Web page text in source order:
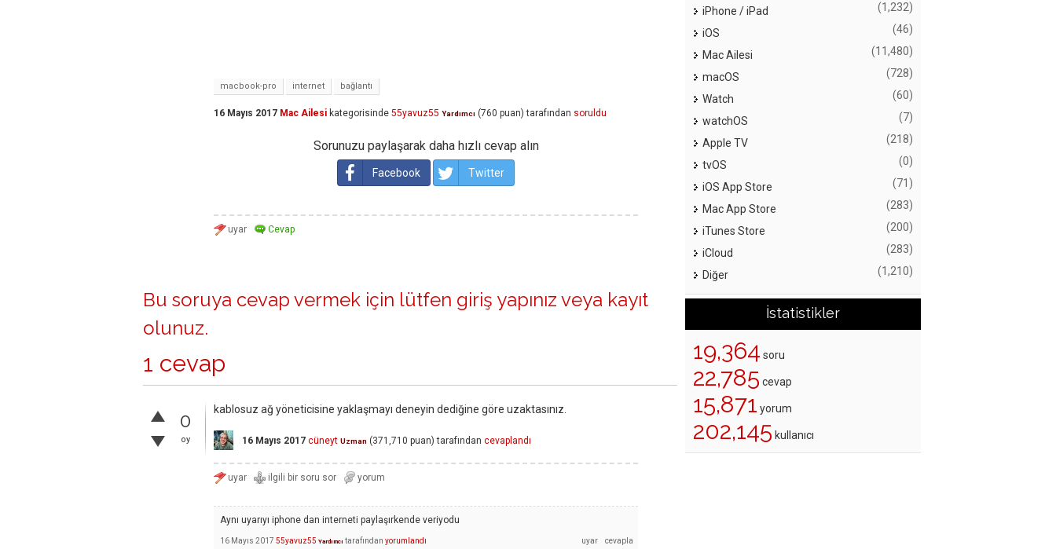
macbook-pro internet bağlantı
16 Mayıs 2017 Mac Ailesi kategorisinde 55yavuz55 Yardımcı (760 puan) tarafından soruldu
Sorunuzu paylaşarak daha hızlı cevap alın
Facebook Twitter
Bu soruya cevap vermek için lütfen giriş yapınız veya kayıt
olunuz.
1 cevap
0
oy
kablosuz ağ yöneticisine yaklaşmayı deneyin dediğine göre uzaktasınız.
16 Mayıs 2017 cüneyt Uzman (371,710 puan) tarafından cevaplandı
Aynı uyarıyı iphone dan interneti paylaşırkende veriyodu
16 Mayıs 2017 55yavuz55 Yardımcı tarafından yorumlandı
iPhone / iPad
(1,232)
iOS (46)
Mac Ailesi (11,480)
macOS (728)
Watch (60)
watchOS (7)
Apple TV (218)
tvOS (0)
iOS App Store (71)
Mac App Store (283)
iTunes Store (200)
iCloud (283)
Diğer (1,210)
İstatistikler
19,364 soru
22,785 cevap
15,871 yorum
202,145 kullanıcı